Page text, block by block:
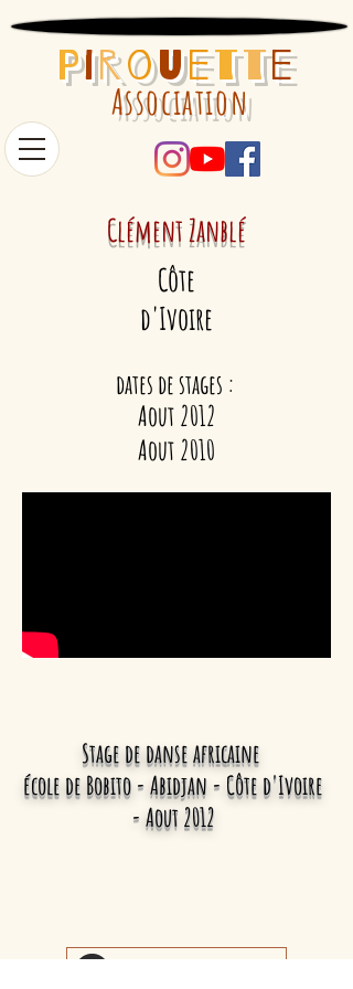
Pirouette
Association
ClémentZanblé
Côte
d'Ivoire
Aout 2012
dates de stages :
Aout 2010
Stage de danse africaine
école de Bobito -Abidjan - Côte d'Ivoire
-Aout 2012